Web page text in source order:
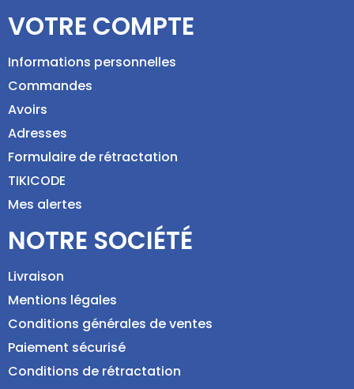
VOTRE COMPTE
Informations personnelles
Commandes
Avoirs
Adresses
Formulaire de rétractation
TIKICODE
Mes alertes
NOTRE SOCIÉTÉ
Livraison
Mentions légales
Conditions générales de ventes
Paiement sécurisé
Conditions de rétractation